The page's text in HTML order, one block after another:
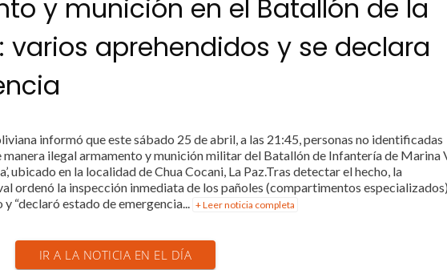
y munición en el Batallón de la
varios aprehendidos y se declara
informó que este sábado 25 de abril, a las 21:45, personas no identificadas
manera ilegal armamento y munición militar del Batallón de Infantería de Marina
ubicado en la localidad de Chua Cocani, La Paz.Tras detectar el hecho, la
ordenó la inspección inmediata de los pañoles (compartimentos especializados)
“declaró estado de emergencia... + Leer noticia completa
IR A LA NOTICIA EN EL DÍA